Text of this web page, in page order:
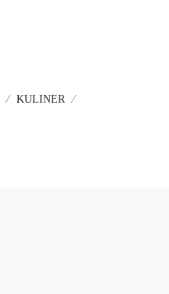
KULINER